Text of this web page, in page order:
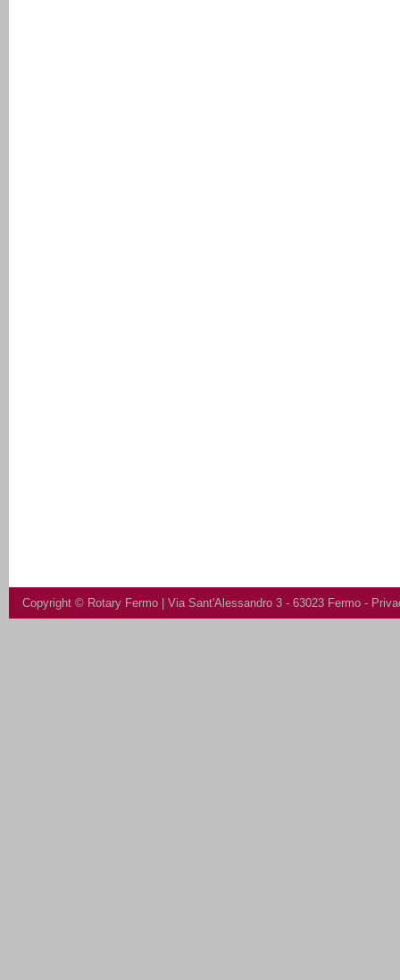
Copyright © Rotary Fermo | Via Sant'Alessandro 3 - 63023 Fermo -